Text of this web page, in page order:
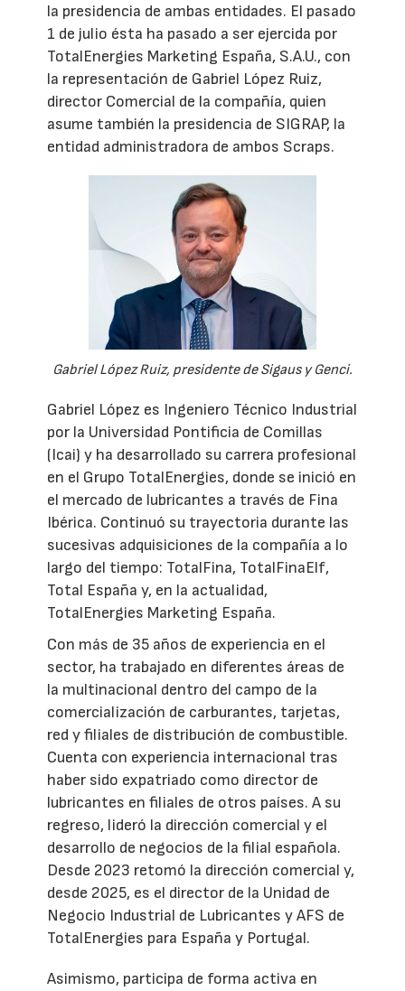
la presidencia de ambas entidades. El pasado
1 de julio ésta ha pasado a ser ejercida por
TotalEnergies Marketing España, S.A.U., con
la representación de Gabriel López Ruiz,
director Comercial de la compañía, quien
asume también la presidencia de SIGRAP, la
entidad administradora de ambos Scraps.
Gabriel López Ruiz, presidente de Sigaus y Genci.
Gabriel López es Ingeniero Técnico Industrial
por la Universidad Pontificia de Comillas
(Icai) y ha desarrollado su carrera profesional
en el Grupo TotalEnergies, donde se inició en
el mercado de lubricantes a través de Fina
Ibérica. Continuó su trayectoria durante las
sucesivas adquisiciones de la compañía a lo
largo del tiempo: TotalFina, TotalFinaElf,
Total España y, en la actualidad,
TotalEnergies Marketing España.
Con más de 35 años de experiencia en el
sector, ha trabajado en diferentes áreas de
la multinacional dentro del campo de la
comercialización de carburantes, tarjetas,
red y filiales de distribución de combustible.
Cuenta con experiencia internacional tras
haber sido expatriado como director de
lubricantes en filiales de otros países. A su
regreso, lideró la dirección comercial y el
desarrollo de negocios de la filial española.
Desde 2023 retomó la dirección comercial y,
desde 2025, es el director de la Unidad de
Negocio Industrial de Lubricantes y AFS de
TotalEnergies para España y Portugal.
Asimismo, participa de forma activa en